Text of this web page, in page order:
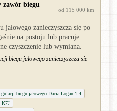
zawór biegu
od 115 000 km
jałowego zanieczyszcza się po
na postoju lub pracuje
czyszczenie lub wymiana.
biegu jałowego zanieczyszcza się
biegu jałowego Dacia Logan 1.4
K7J